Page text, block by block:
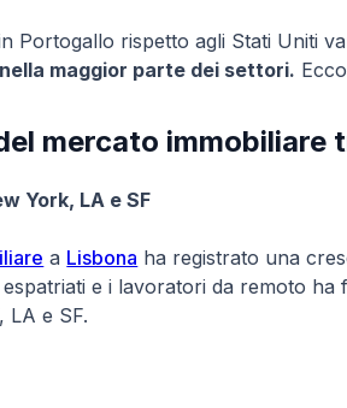
Portogallo rispetto agli Stati Uniti
maggior parte dei settori.
mercato immobiliare
York, LA e SF
a Lisbona ha registrato una
e i lavoratori da remoto ha
LA e SF.